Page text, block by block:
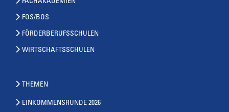
FACHAKADEMIEN
FOS/BOS
FÖRDERBERUFSSCHULEN
WIRTSCHAFTSSCHULEN
THEMEN
EINKOMMENSRUNDE 2026